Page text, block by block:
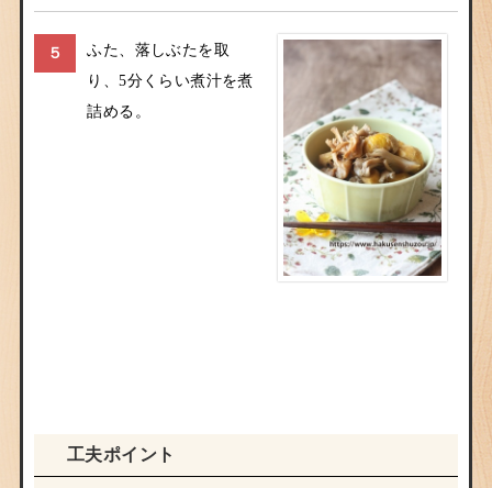
５
ふた、落しぶたを取
り、5分くらい煮汁を煮
詰める。
工夫ポイント